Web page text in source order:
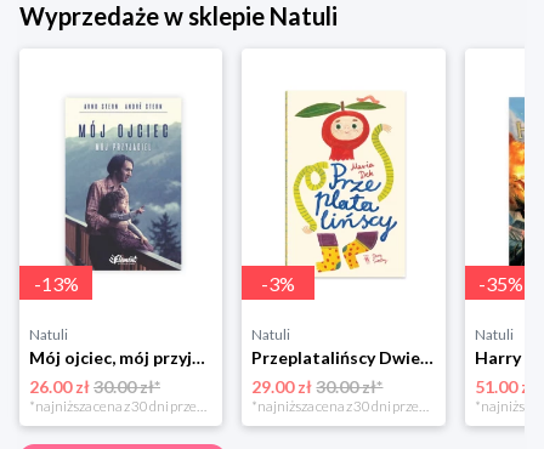
Wyprzedaże w sklepie Natuli
-13%
Natuli
Mój ojciec, mój przyjaciel Element
26.00 zł30.00 zł*
*najniższa cena z 30 dni przed obniżką
-3%
Natuli
Przeplatalińscy Dwie siostry
29.00 zł 30.00 zł*
*najniższa cena z 30 dni przed obniżką
-35%
Natuli
51.00 zł